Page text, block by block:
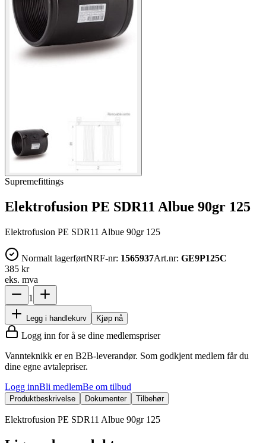
Supremefittings
Elektrofusion PE SDR11 Albue 90gr 125
Elektrofusion PE SDR11 Albue 90gr 125
Normalt lagerførtNRF-nr: 1565937Art.nr: GE9P125C
385 kr
eks. mva
1
Legg i handlekurv Kjøp nå
Logg inn for å se dine medlemspriser
Vannteknikk er en B2B-leverandør. Som godkjent medlem får du
dine egne avtalepriser.
Logg innBli medlemBe om tilbud
Produktbeskrivelse Dokumenter Tilbehør
Elektrofusion PE SDR11 Albue 90gr 125